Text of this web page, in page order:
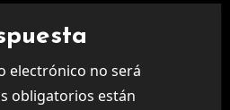
electrónico no será
obligatorios están